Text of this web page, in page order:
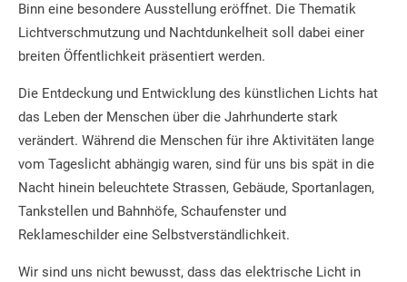
Binn eine besondere Ausstellung eröffnet. Die Thematik
Lichtverschmutzung und Nachtdunkelheit soll dabei einer
breiten Öffentlichkeit präsentiert werden.
Die Entdeckung und Entwicklung des künstlichen Lichts hat
das Leben der Menschen über die Jahrhunderte stark
verändert. Während die Menschen für ihre Aktivitäten lange
vom Tageslicht abhängig waren, sind für uns bis spät in die
Nacht hinein beleuchtete Strassen, Gebäude, Sportanlagen,
Tankstellen und Bahnhöfe, Schaufenster und
Reklameschilder eine Selbstverständlichkeit.
Wir sind uns nicht bewusst, dass das elektrische Licht in